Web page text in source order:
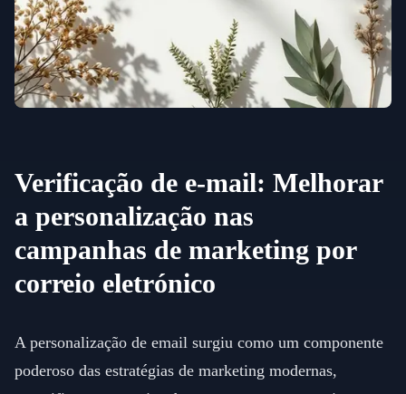
Verificação de e-mail: Melhorar
a personalização nas
campanhas de marketing por
correio eletrónico
A personalização de email surgiu como um componente
poderoso das estratégias de marketing modernas,